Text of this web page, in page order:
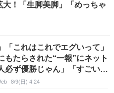
！「生脚美脚」「めっちゃ
「これはこれでエグいって」
もたらされた“一報”にネット
必ず優勝じゃん」「すごい
8/9(日) 4:24